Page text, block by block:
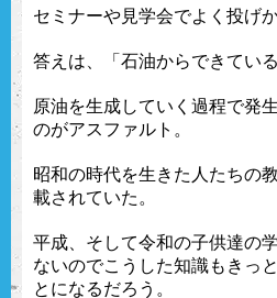
セミナーや見学会でよく投げ
答えは、「石油からできている
原油を生成していく過程で発
のがアスファルト。
昭和の時代を生きた人たちの
載されていた。
平成、そして令和の子供達の
ないのでこうした知識もきっ
とになるだろう。